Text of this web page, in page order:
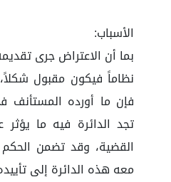
الأسباب:
بما أن الاعتراض جرى
نظاماً فيكون مقبول
فإن ما أورده
تجد الدائرة فيه ما
القضية، وقد تضمن
معه هذه الدائرة إلى